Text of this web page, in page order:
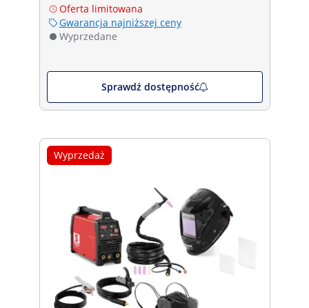
Oferta limitowana
Gwarancja najniższej ceny
Wyprzedane
Sprawdź dostępność
Wyprzedaż